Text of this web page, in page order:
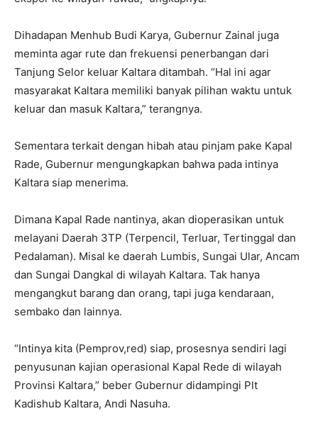
Dihadapan Menhub Budi Karya, Gubernur Zainal juga
meminta agar rute dan frekuensi penerbangan dari
Tanjung Selor keluar Kaltara ditambah. “Hal ini agar
masyarakat Kaltara memiliki banyak pilihan waktu untuk
keluar dan masuk Kaltara,” terangnya.
Sementara terkait dengan hibah atau pinjam pake Kapal
Rade, Gubernur mengungkapkan bahwa pada intinya
Kaltara siap menerima.
Dimana Kapal Rade nantinya, akan dioperasikan untuk
melayani Daerah 3TP (Terpencil, Terluar, Tertinggal dan
Pedalaman). Misal ke daerah Lumbis, Sungai Ular, Ancam
dan Sungai Dangkal di wilayah Kaltara. Tak hanya
mengangkut barang dan orang, tapi juga kendaraan,
sembako dan lainnya.
“Intinya kita (Pemprov,red) siap, prosesnya sendiri lagi
penyusunan kajian operasional Kapal Rede di wilayah
Provinsi Kaltara,” beber Gubernur didampingi Plt
Kadishub Kaltara, Andi Nasuha.